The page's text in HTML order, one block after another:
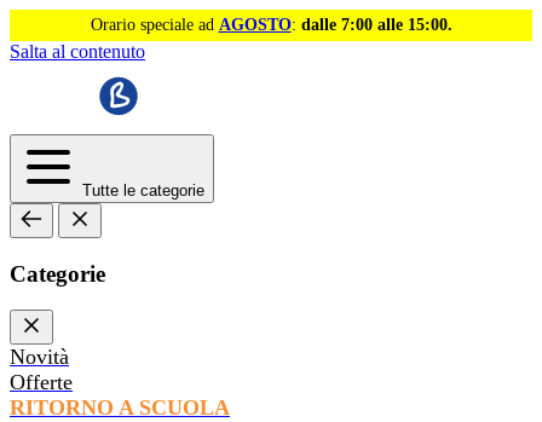
Orario speciale ad AGOSTO: dalle 7:00 alle 15:00.
Salta al contenuto
Tutte le categorie
Categorie
Novità
Offerte
RITORNO A SCUOLA